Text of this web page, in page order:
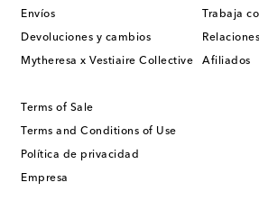
Envíos
Devoluciones y cambios
Mytheresa x Vestiaire Collective
Trabaja
Afiliados
Terms of Sale
Terms and Conditions of Use
Política de privacidad
Empresa